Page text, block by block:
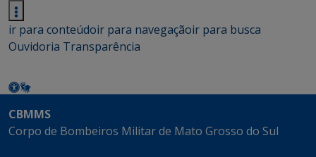
ir para conteúdoir para navegaçãoir para busca
Ouvidoria Transparência
CBMMS
Corpo de Bombeiros Militar de Mato Grosso do Sul